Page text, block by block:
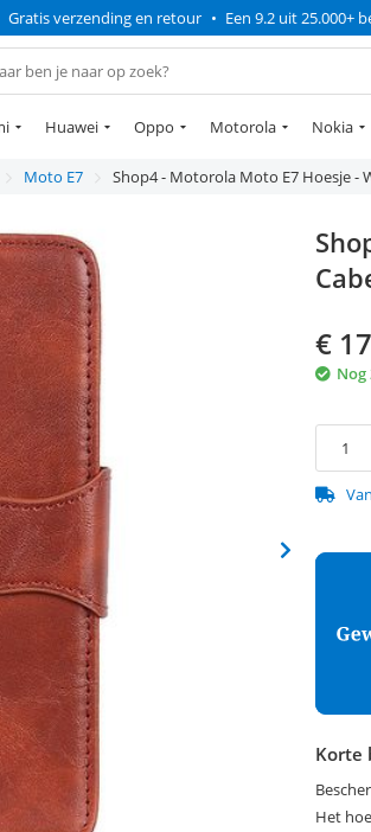
Gratis verzending en retour • Een 9.2 uit 25.000+
Huawei Oppo Motorola Nokia
Moto E7 Shop4 - Motorola Moto E7 Hoesje -
€
Korte
Het